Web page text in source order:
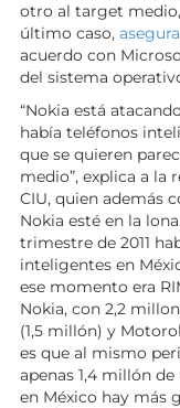
otro al target
último caso,
acuerdo con
del sistema
“Nokia está
había teléfonos
que se quieren
medio”, explica a la
CIU, quien además
Nokia esté en la
trimestre de 2011
inteligentes en
ese momento era
Nokia, con 2,2
(1,5 millón) y
es que al mismo
apenas 1,4 millón
en México hay más